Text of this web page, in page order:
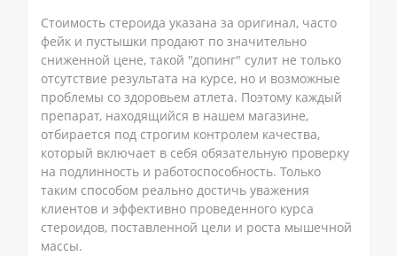
Стоимость стероида указана за оригинал, часто
фейк и пустышки продают по значительно
сниженной цене, такой "допинг" сулит не только
отсутствие результата на курсе, но и возможные
проблемы со здоровьем атлета. Поэтому каждый
препарат, находящийся в нашем магазине,
отбирается под строгим контролем качества,
который включает в себя обязательную проверку
на подлинность и работоспособность. Только
таким способом реально достичь уважения
клиентов и эффективно проведенного курса
стероидов, поставленной цели и роста мышечной
массы.